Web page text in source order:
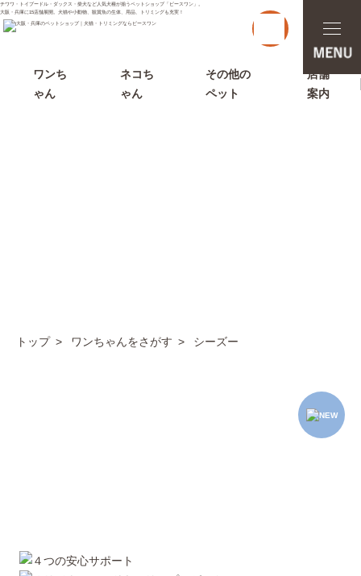
チワワ・トイプードル・ダックス・柴犬など人気犬種が揃うペットショップ「ピースワン」。
大阪・兵庫に15店舗展開。犬猫や小動物、観賞魚の生体、用品、トリミングも充実！
t
o
g
g
l
ワンち
ゃん
ネコち
ゃん
その他の
ペット
店舗
案内
トップ ワンちゃんをさがす シーズー